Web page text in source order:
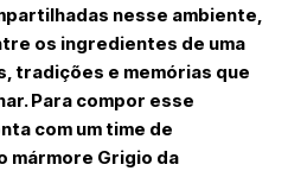
nesse ambiente,
os ingredientes de uma
tradições e memórias que
Para compor esse
com um time de
mármore Grigio da